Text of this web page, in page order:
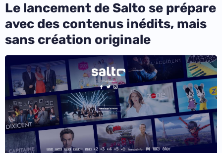
Le lancement de Salto se prépare
avec des contenus inédits, mais
sans création originale